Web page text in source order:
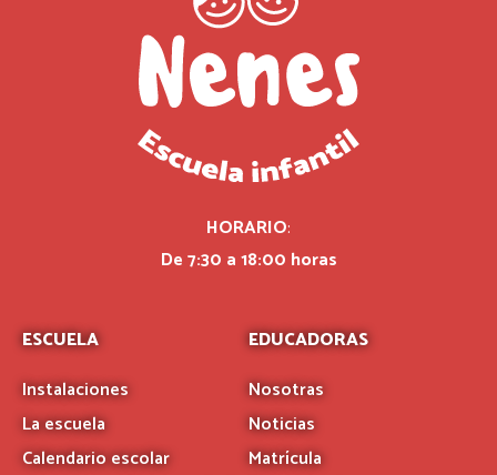
HORARIO:
De 7:30 a 18:00 horas
ESCUELA
Instalaciones
La escuela
Calendario escolar
EDUCADORAS
Nosotras
Noticias
Matrícula